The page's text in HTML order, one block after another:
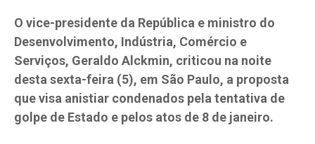
O vice-presidente da República e ministro do
Desenvolvimento, Indústria, Comércio e
Serviços, Geraldo Alckmin, criticou na noite
desta sexta-feira (5), em São Paulo, a proposta
que visa anistiar condenados pela tentativa de
golpe de Estado e pelos atos de 8 de janeiro.